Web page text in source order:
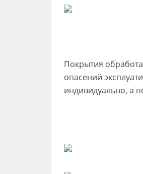
Покрытия
опасений
индивидуально, а